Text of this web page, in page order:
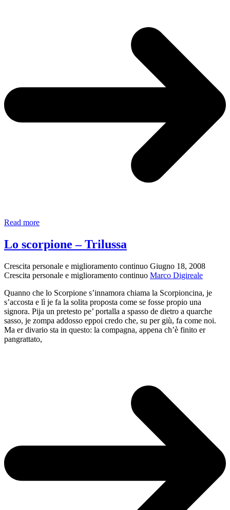
Read more30
capire
“nuovi
orizzonti”
Chiara
Lo scorpione – Trilussa
Crescita personale e miglioramento continuo Giugno 18, 2008
Crescita personale e miglioramento continuo Marco Digireale
Quanno che lo Scorpione s’innamora chiama la Scorpioncina, je
s’accosta e lì je fa la solita proposta come se fosse propio una
signora. Pija un pretesto pe’ portalla a spasso de dietro a quarche
sasso, je zompa addosso eppoi credo che, su per giù, fa come noi.
Ma er divario sta in questo: la compagna, appena ch’è finito er
pangrattato,